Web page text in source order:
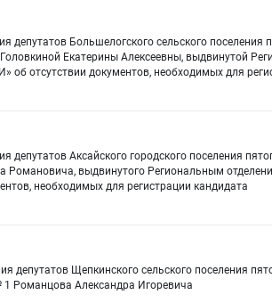
депутатов Большелогского сельского поселения
Екатерины Алексеевны, выдвинутой
отсутствии документов, необходимых для
депутатов Аксайского городского поселения
Романовича, выдвинутого Региональным
необходимых для регистрации кандидата
депутатов Щепкинского сельского поселения
Романцова Александра Игоревича